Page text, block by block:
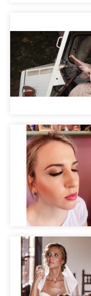
"Clara".
Editorial nupcial
"Clara".
Prueba de novia
Marina